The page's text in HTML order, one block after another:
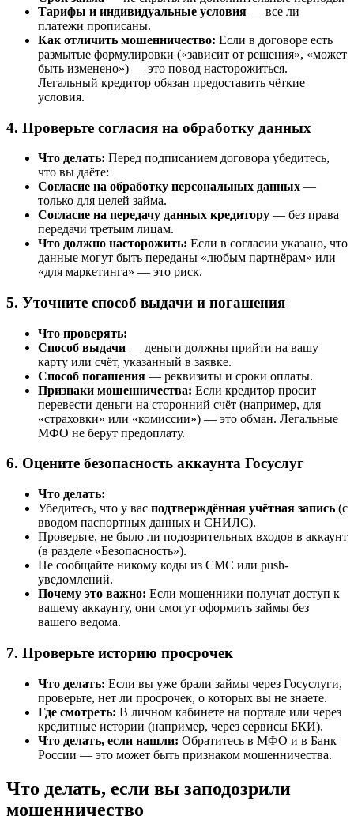
Тарифы и индивидуальные условия — все ли
платежи прописаны.
Как отличить мошенничество: Если в договоре есть
размытые формулировки («зависит от решения», «может
быть изменено») — это повод насторожиться.
Легальный кредитор обязан предоставить чёткие
условия.
4. Проверьте согласия на обработку данных
Что делать: Перед подписанием договора убедитесь,
что вы даёте:
Согласие на обработку персональных данных —
только для целей займа.
Согласие на передачу данных кредитору — без права
передачи третьим лицам.
Что должно насторожить: Если в согласии указано, что
данные могут быть переданы «любым партнёрам» или
«для маркетинга» — это риск.
5. Уточните способ выдачи и погашения
Что проверять:
Способ выдачи — деньги должны прийти на вашу
карту или счёт, указанный в заявке.
Способ погашения — реквизиты и сроки оплаты.
Признаки мошенничества: Если кредитор просит
перевести деньги на сторонний счёт (например, для
«страховки» или «комиссии») — это обман. Легальные
МФО не берут предоплату.
6. Оцените безопасность аккаунта Госуслуг
Что делать:
Убедитесь, что у вас подтверждённая учётная запись (с
вводом паспортных данных и СНИЛС).
Проверьте, не было ли подозрительных входов в аккаунт
(в разделе «Безопасность»).
Не сообщайте никому коды из СМС или push-
уведомлений.
Почему это важно: Если мошенники получат доступ к
вашему аккаунту, они смогут оформить займы без
вашего ведома.
7. Проверьте историю просрочек
Что делать: Если вы уже брали займы через Госуслуги,
проверьте, нет ли просрочек, о которых вы не знаете.
Где смотреть: В личном кабинете на портале или через
кредитные истории (например, через сервисы БКИ).
Что делать, если нашли: Обратитесь в МФО и в Банк
России — это может быть признаком мошенничества.
Что делать, если вы заподозрили
мошенничество